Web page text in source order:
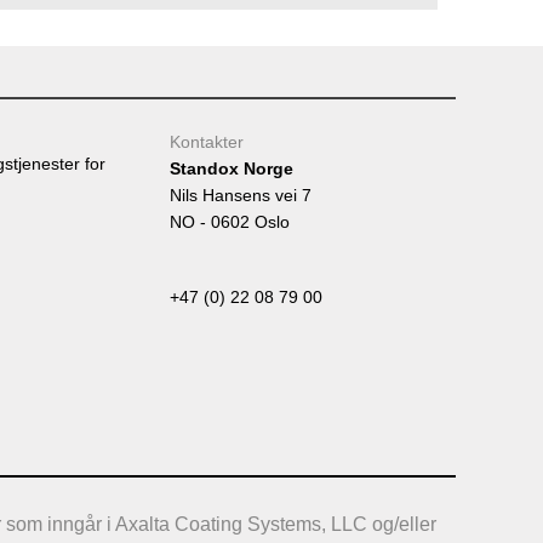
for
Kontakter
Standox Norge
Nils Hansens vei 7
NO - 0602 Oslo
+47 (0) 22 08 79 00
inngår i Axalta Coating Systems, LLC og/eller